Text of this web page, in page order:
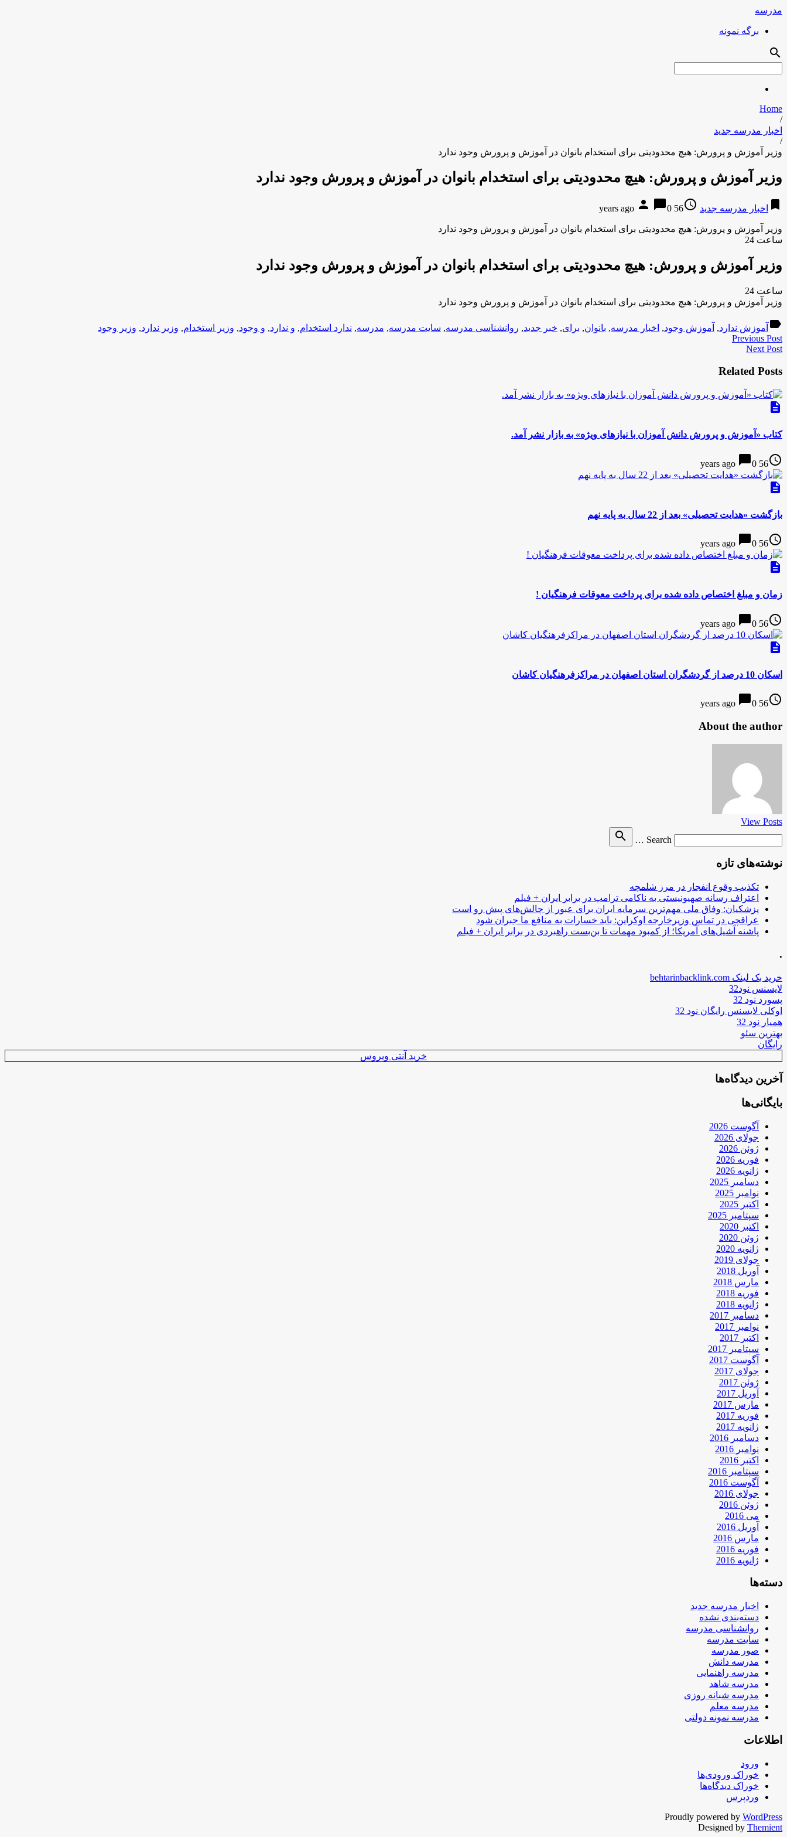
مدرسه
برگه نمونه
search
Home
/
اخبار مدرسه جدید
/
وزیر آموزش و پرورش: هیچ محدودیتی برای استخدام بانوان در آموزش و پرورش وجود ندارد
وزیر آموزش و پرورش: هیچ محدودیتی برای استخدام بانوان در آموزش و پرورش وجود ندارد
bookmark اخبار مدرسه جدید access_time
56 years ago
person chat_bubble0
وزیر آموزش و پرورش: هیچ محدودیتی برای استخدام بانوان در آموزش و پرورش وجود ندارد
ساعت 24
وزیر آموزش و پرورش: هیچ محدودیتی برای استخدام بانوان در آموزش و پرورش وجود ندارد
ساعت 24
وزیر آموزش و پرورش: هیچ محدودیتی برای استخدام بانوان در آموزش و پرورش وجود ندارد
label آموزش ندارد, آموزش وجود, اخبار مدرسه, بانوان, برای, خبر جدید, روانشناسی مدرسه, سایت مدرسه, مدرسه, ندارد استخدام, و ندارد, و وجود, وزیر استخدام, وزیر ندارد, وزیر وجود
Previous Post
Next Post
Related Posts
description
کتاب «آموزش و پرورش دانش آموزان با نیازهای ویژه» به بازار نشر آمد.
access_time
56 years ago
chat_bubble0
description
بازگشت «هدایت تحصیلی» بعد از 22 سال به پایه نهم
access_time
56 years ago
chat_bubble0
description
زمان و مبلغ اختصاص داده شده برای پرداخت معوقات فرهنگیان !
access_time
56 years ago
chat_bubble0
description
اسکان 10 درصد از گردشگران استان اصفهان در مراکزفرهنگیان کاشان
access_time
56 years ago
chat_bubble0
About the author
View Posts
Search …
search
نوشته‌های تازه
تکذیب وقوع انفجار در مرز شلمچه
اعتراف رسانه صهیونیستی به ناکامی ترامپ در برابر ایران + فیلم
پزشکیان: وفاق ملی مهم‌ترین سرمایه ایران برای عبور از چالش‌های پیش رو است
عراقچی در تماس وزیرخارجه اوکراین: باید خسارات به منافع ما جبران شود
پاشنه آشیل‌های آمریکا؛ از کمبود مهمات تا بن‌بست راهبردی در برابر ایران + فیلم
.
خرید بک لینک behtarinbacklink.com
لایسنس نود32
پسورد نود 32
اوکلی لایسنس رایگان نود 32
همیار نود 32
بهترین سئو
رایگان
خرید آنتی ویروس
آخرین دیدگاه‌ها
بایگانی‌ها
آگوست 2026
جولای 2026
ژوئن 2026
فوریه 2026
ژانویه 2026
دسامبر 2025
نوامبر 2025
اکتبر 2025
سپتامبر 2025
اکتبر 2020
ژوئن 2020
ژانویه 2020
جولای 2019
آوریل 2018
مارس 2018
فوریه 2018
ژانویه 2018
دسامبر 2017
نوامبر 2017
اکتبر 2017
سپتامبر 2017
آگوست 2017
جولای 2017
ژوئن 2017
آوریل 2017
مارس 2017
فوریه 2017
ژانویه 2017
دسامبر 2016
نوامبر 2016
اکتبر 2016
سپتامبر 2016
آگوست 2016
جولای 2016
ژوئن 2016
می 2016
آوریل 2016
مارس 2016
فوریه 2016
ژانویه 2016
دسته‌ها
اخبار مدرسه جدید
دسته‌بندی نشده
روانشناسی مدرسه
سایت مدرسه
صور مدرسه
مدرسه دانش
مدرسه راهنمایی
مدرسه شاهد
مدرسه شبانه روزی
مدرسه معلم
مدرسه نمونه دولتی
اطلاعات
ورود
خوراک ورودی‌ها
خوراک دیدگاه‌ها
وردپرس
Proudly powered by WordPress
Designed by Themient